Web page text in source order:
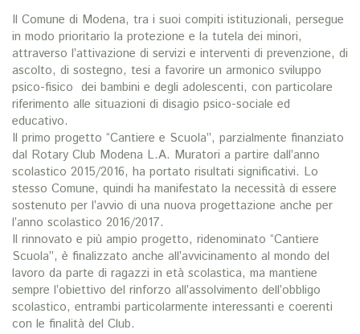
Il Comune di Modena, tra i suoi compiti istituzionali, persegue
in modo prioritario la protezione e la tutela dei minori,
attraverso l’attivazione di servizi e interventi di prevenzione, di
ascolto, di sostegno, tesi a favorire un armonico sviluppo
psico-fisico dei bambini e degli adolescenti, con particolare
riferimento alle situazioni di disagio psico-sociale ed
educativo.
Il primo progetto “Cantiere e Scuola”, parzialmente finanziato
dal Rotary Club Modena L.A. Muratori a partire dall’anno
scolastico 2015/2016, ha portato risultati significativi. Lo
stesso Comune, quindi ha manifestato la necessità di essere
sostenuto per l’avvio di una nuova progettazione anche per
l’anno scolastico 2016/2017.
Il rinnovato e più ampio progetto, ridenominato “Cantiere
Scuola”, è finalizzato anche all’avvicinamento al mondo del
lavoro da parte di ragazzi in età scolastica, ma mantiene
sempre l’obiettivo del rinforzo all’assolvimento dell’obbligo
scolastico, entrambi particolarmente interessanti e coerenti
con le finalità del Club.